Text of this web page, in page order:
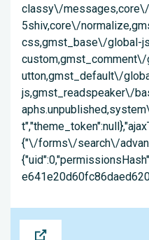
classy\/messages,core\/
5shiv,core\/
css,gmst_base\/global-
utton,gmst_default\/
js,gmst_readspeaker\/
{"\/forms\/search\/